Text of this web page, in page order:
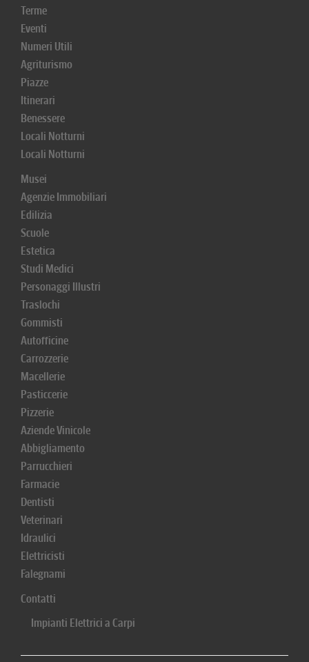
Terme
Eventi
Numeri Utili
Agriturismo
Piazze
Itinerari
Benessere
Locali Notturni
Locali Notturni
Musei
Agenzie Immobiliari
Edilizia
Scuole
Estetica
Studi Medici
Personaggi Illustri
Traslochi
Gommisti
Autofficine
Carrozzerie
Macellerie
Pasticcerie
Pizzerie
Aziende Vinicole
Abbigliamento
Parrucchieri
Farmacie
Dentisti
Veterinari
Idraulici
Elettricisti
Falegnami
Contatti
Impianti Elettrici a Carpi